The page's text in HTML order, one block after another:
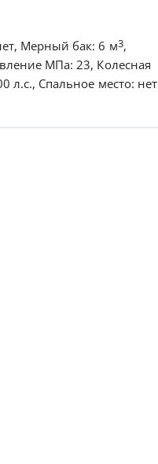
Мерный бак: 6 м3,
МПа: 23, Колесная
л.с., Спальное место: нет